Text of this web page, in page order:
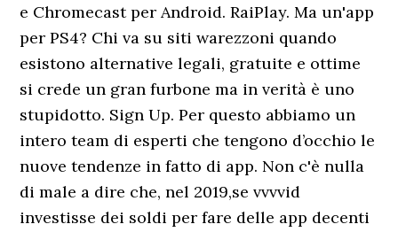
e Chromecast per Android. RaiPlay. Ma un'app
per PS4? Chi va su siti warezzoni quando
esistono alternative legali, gratuite e ottime
si crede un gran furbone ma in verità è uno
stupidotto. Sign Up. Per questo abbiamo un
intero team di esperti che tengono d’occhio le
nuove tendenze in fatto di app. Non c'è nulla
di male a dire che, nel 2019,se vvvvid
investisse dei soldi per fare delle app decenti